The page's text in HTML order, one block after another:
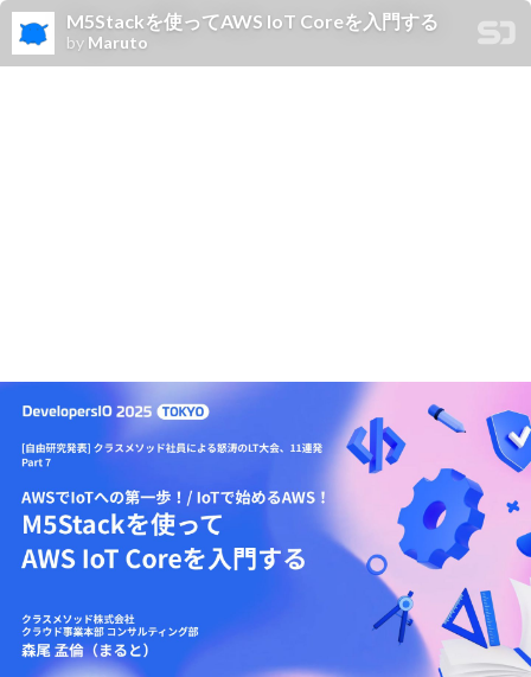
M5Stackを使ってAWS IoT Coreを入門する
by Maruto